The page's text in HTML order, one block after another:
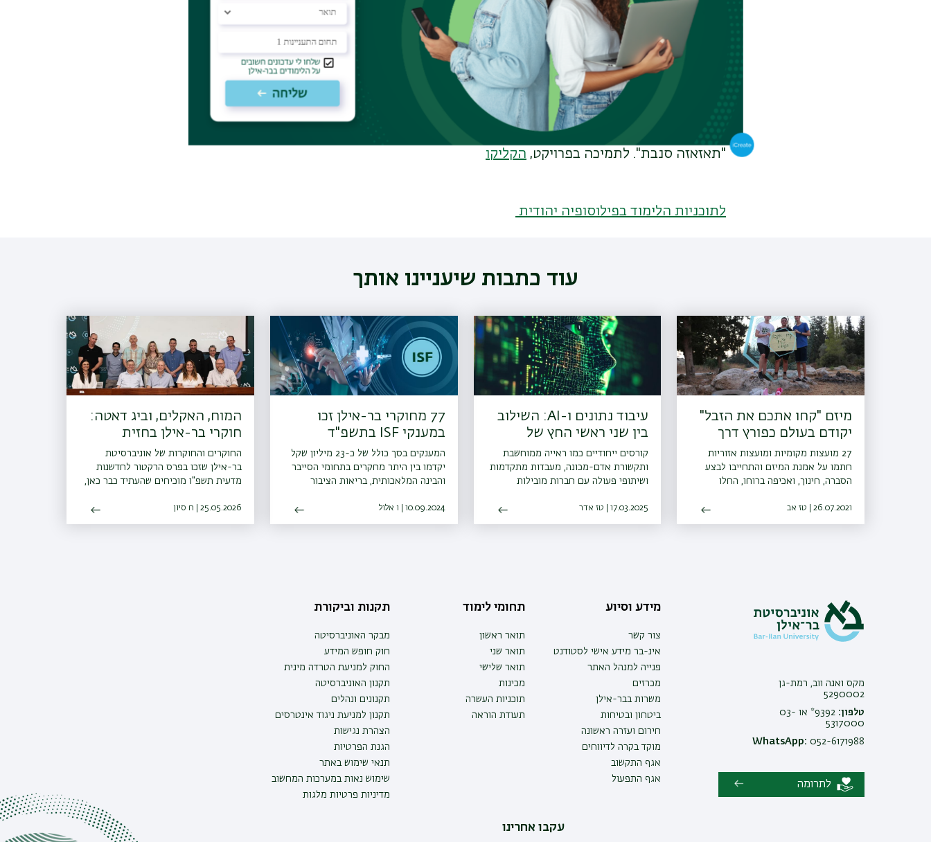
הקשרים הבין-אישיים שיצרתי באוניברסיטה הם הרבה מעבר ליחסי לימודים. התרבות
הרבגונית שמורכבת מחילונים, מדתיים ומחרדים שלומדים וחוקרים יחד את עולם התורה
והמדע, העניקה חוויה שהיא מעבר להשכלה אקדמית גרידא. אפילו שיחות החולין בקמפוס
נגעו לא פעם בסוגיות ברומו של עולם. החוויה הזאת מאפשרת להציץ לעולמם של אנשים
שבאים מרקעים שונים, ולהכיר השקפות עולם שונות לחלוטין משלך".
בימים אלה פנו החוקרים המעורבים בפרויקט לגיוס המונים, במטרה לתרגם ולהוציא לאור את
"תאזאזה סנבת". לתמיכה בפרויקט, הקליקו
לתוכניות הלימוד בפילוסופיה יהודית
עוד כתבות שיעניינו אותך
מיזם "קחו אתכם את הזבל"
יקודם בעולם כפורץ דרך
27 מועצות מקומיות ומועצות אזוריות
חתמו על אמנת המיזם והתחייבו לבצע
הסברה, חינוך, ואכיפה ברוחו, החלו
ו-30 רשויות נוספות הביעו נכונות
להצטרף גם הן למיזם
26.07.2021 | טז אב
עיבוד נתונים ו-AI: השילוב
בין שני ראשי החץ של
התעשייה
קורסים ייחודיים כמו ראייה ממוחשבת
ותקשורת אדם-מכונה, מעבדות מתקדמות
ושיתופי פעולה עם חברות מובילות
17.03.2025 | טז אדר
77 מחוקרי בר-אילן זכו
במענקי ISF בתשפ"ד
המענקים בסך כולל של כ-23 מיליון שקל
יקדמו בין היתר מחקרים בתחומי הסייבר
והבינה המלאכותית, בריאות הציבור
הסביבה
10.09.2024 | ו אלול
המוח, האקלים, וביג דאטה:
חוקרי בר-אילן בחזית
המחקר
החוקרים והחוקרות של אוניברסיטת
בר-אילן שזכו בפרס הרקטור לחדשנות
מדעית תשפ"ו מוכיחים שהעתיד כבר כאן,
המרד החשמונאים
25.05.2026 | ח סיון
מקס ואנה ווב, רמת-גן
5290002
טלפון:
9392* או 03-
5317000
WhatsApp: 052-6171988
לתרומה
מידע וסיוע
צור קשר
אינ-בר מידע אישי לסטודנט
פנייה למנהל האתר
מכרזים
משרות בבר-אילן
ביטחון ובטיחות
חירום ועזרה ראשונה
מוקד בקרה לדיווחים
אגף התקשוב
אגף התפעול
תחומי לימוד
תואר ראשון
תואר שני
תואר שלישי
מכינות
תוכניות העשרה
תעודת הוראה
תקנות וביקורת
מבקר האוניברסיטה
חוק חופש המידע
החוק למניעת הטרדה מינית
תקנון האוניברסיטה
תקנונים ונהלים
תקנון למניעת ניגוד אינטרסים
הצהרת נגישות
הגנת הפרטיות
תנאי שימוש באתר
שימוש נאות במערכות המחשוב
מדיניות פרטיות מלגות
עקבו אחרינו